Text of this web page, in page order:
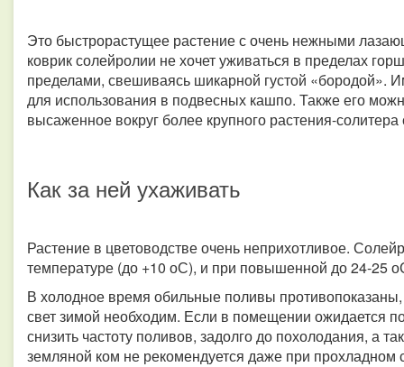
Это быстрорастущее растение с очень нежными
коврик солейролии не хочет уживаться в пределах
пределами, свешиваясь шикарной густой «бородой».
для использования в подвесных кашпо. Также его
высаженное вокруг более крупного растения-
Как за ней ухаживать
Растение в цветоводстве очень неприхотливое.
температуре (до +10 оС), и при повышенной до 24-25
В холодное время обильные поливы противопоказаны,
свет зимой необходим. Если в помещении ожидается
снизить частоту поливов, задолго до похолодания, а
земляной ком не рекомендуется даже при прохладном